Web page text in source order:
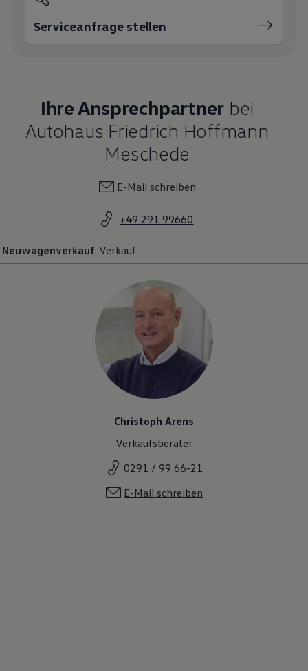
Serviceanfrage stellen
Ihre Ansprechpartner bei
Autohaus Friedrich Hoffmann
Meschede
E-Mail schreiben
+49 291 99660
Neuwagenverkauf Verkauf
Christoph Arens
Verkaufsberater
0291 / 99 66-21
E-Mail schreiben